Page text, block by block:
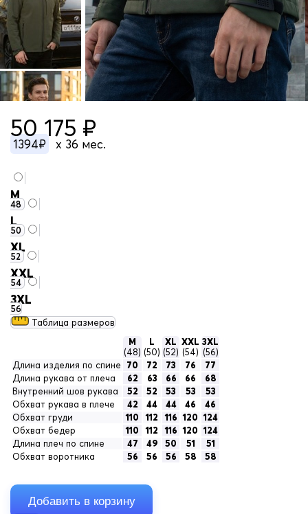
50 175 ₽
1394₽ x 36 мес.
M
48
L
50
XL
52
XXL
54
3XL
56
Таблица размеров
M
(48)
L
(50)
XL
(52)
XXL
(54)
3XL
(56)
Длина изделия по спине
70 72 73 76
77
Длина рукава от плеча
62 63 66 66
68
Внутренний шов рукава
52 52 53 53
53
Обхват рукава в плече
42 44 44 46
46
Обхват груди
110 112 116 120 124
Обхват бедер
110 112 116 120 124
Длина плеч по спине
47 49 50 51
51
Обхват воротника
56 56 56 58 58